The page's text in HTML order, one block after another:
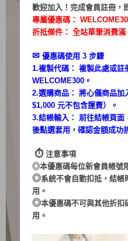
歡迎加入！完成會員註冊，
專屬優惠碼：
折抵條件： 全站單筆消費滿
✉︎ 優惠碼使用 3 步驟
1.複製代碼： 複製此處或註
WELCOME300。
2.選購商品： 將心儀商品加
$1,000 元不包含運費）。
3.結帳輸入： 前往結帳頁面
後點選套用，確認金額成功
⏱︎ 注意事項
◎本優惠碼每位新會員帳號
◎系統不會自動扣抵，結
用。
◎本優惠碼不可與其他折扣
用。